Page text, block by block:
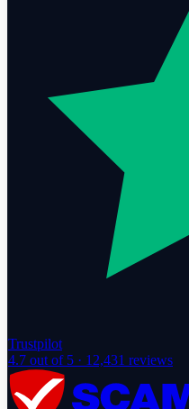
Trustpilot
4.7 out of 5 · 12,431 reviews